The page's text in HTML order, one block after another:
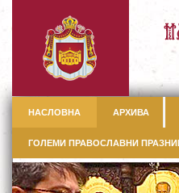
НАСЛОВНА АРХИВА
ГОЛЕМИ ПРАВОСЛАВНИ